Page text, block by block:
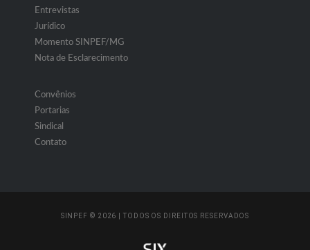
Entrevistas
Jurídico
Momento SINPEF/MG
Nota de Esclarecimento
Convênios
Portarias
Sindical
Contato
SINPEF © 2026 | TODOS OS DIREITOS RESERVADOS